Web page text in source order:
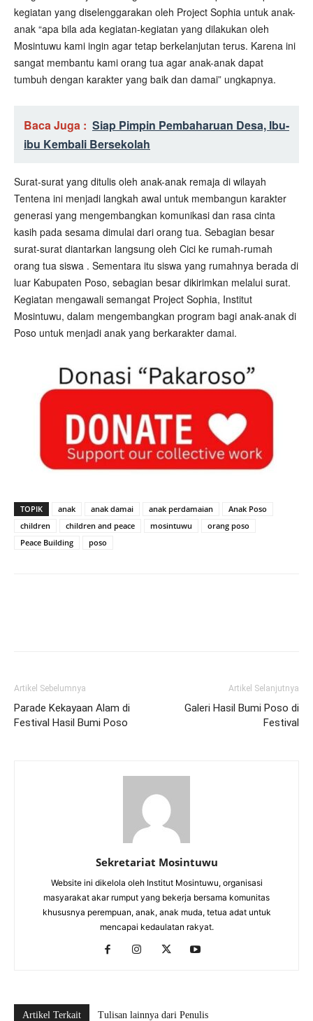
kegiatan yang diselenggarakan oleh Project Sophia untuk anak-
anak “apa bila ada kegiatan-kegiatan yang dilakukan oleh
Mosintuwu kami ingin agar tetap berkelanjutan terus. Karena ini
sangat membantu kami orang tua agar anak-anak dapat
tumbuh dengan karakter yang baik dan damai” ungkapnya.
Baca Juga : Siap Pimpin Pembaharuan Desa, Ibu-
ibu Kembali Bersekolah
Surat-surat yang ditulis oleh anak-anak remaja di wilayah
Tentena ini menjadi langkah awal untuk membangun karakter
generasi yang mengembangkan komunikasi dan rasa cinta
kasih pada sesama dimulai dari orang tua. Sebagian besar
surat-surat diantarkan langsung oleh Cici ke rumah-rumah
orang tua siswa . Sementara itu siswa yang rumahnya berada di
luar Kabupaten Poso, sebagian besar dikirimkan melalui surat.
Kegiatan mengawali semangat Project Sophia, Institut
Mosintuwu, dalam mengembangkan program bagi anak-anak di
Poso untuk menjadi anak yang berkarakter damai.
TOPIK anak anak damai anak perdamaian
Anak Poso
children
children and peace mosintuwu
orang poso
Peace Building
poso
Artikel Sebelumnya
Parade Kekayaan Alam di
Festival Hasil Bumi Poso
Artikel Selanjutnya
Galeri Hasil Bumi Poso di
Festival
Sekretariat Mosintuwu
Website ini dikelola oleh Institut Mosintuwu, organisasi
masyarakat akar rumput yang bekerja bersama komunitas
khususnya perempuan, anak, anak muda, tetua adat untuk
mencapai kedaulatan rakyat.
Artikel Terkait Tulisan lainnya dari Penulis